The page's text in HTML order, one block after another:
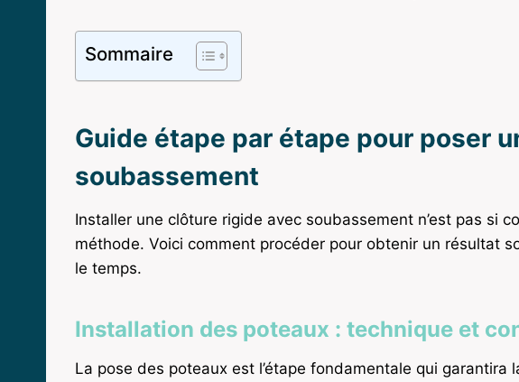
Sommaire
Guide étape par étape pour poser
soubassement
Installer une clôture rigide avec soubassement n’est pas si
méthode. Voici comment procéder pour obtenir un résultat
le temps.
Installation des poteaux : technique et
La pose des poteaux est l’étape fondamentale qui garantira